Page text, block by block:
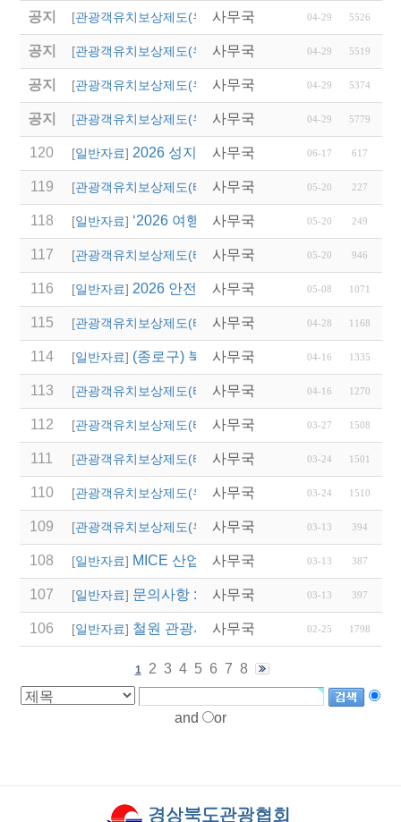
공지 [관광객유치보상제도(우리지역)] (의성군)2025년 관광
사무국 04-29 5526
공지 [관광객유치보상제도(우리지역)] (영덕군)2025년 단체
사무국 04-29 5519
공지 [관광객유치보상제도(우리지역)] (청송군)「청송 여행
사무국 04-29 5374
공지 [관광객유치보상제도(우리지역)] (안동시)2025년 단체
사무국 04-29 5779
120 [일반자료] 2026 성지혜윰길 파트너 여행사 선정 모집
사무국 06-17 617
119 [관광객유치보상제도(타 시,도)] 2027 논산 세계 딸기
사무국 05-20 227
118 [일반자료] ‘2026 여행업 종사자 직무역량 강화 교육’
사무국 05-20 249
117 [관광객유치보상제도(타 시,도)] 2026 경상남도 관광객
사무국 05-20 946
116 [일반자료] 2026 안전여행상품선정 접수
사무국 05-08 1071
115 [관광객유치보상제도(타 시,도)] 2026년 상반기 대전광
사무국 04-28 1168
114 [일반자료] (종로구) 북촌 특별관리지역 전세버스 통
사무국 04-16 1335
113 [관광객유치보상제도(타 시,도)] 2026년 달성군 파크골
사무국 04-16 1270
112 [관광객유치보상제도(타 시,도)] 2026년 상반기 울산광
사무국 03-27 1508
111 [관광객유치보상제도(타 시,도)] '2026 열린 여행상품 공
사무국 03-24 1501
110 [관광객유치보상제도(우리지역)] 2026년 영주시 전담여
사무국 03-24 1510
109 [관광객유치보상제도(우리지역)] (청도군)단체관광객 유
사무국 03-13 394
108 [일반자료] MICE 산업 AI 역량강화 교육과정 설계를
사무국 03-13 387
107 [일반자료] 문의사항 : 02-741-5278(문화사업팀, 우
사무국 03-13 397
106 [일반자료] 철원 관광시설 임시 폐쇄 안내
사무국 02-25 1798
1 2 3 4 5 6 7 8
and or